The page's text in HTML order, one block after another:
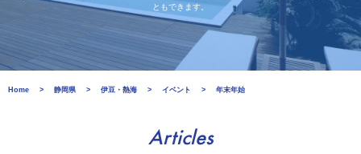
ともできます。
Home 静岡県 伊豆・熱海 イベント 年末年始
Articles